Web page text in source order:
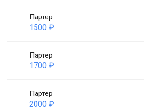
Партер
1500 ₽
Партер
1700 ₽
Партер
2000 ₽